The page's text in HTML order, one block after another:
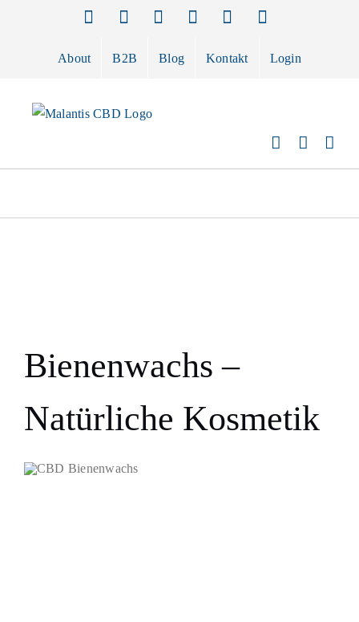
Facebook
Instagram Pinterest Telefon
About B2B Blog Kontakt Login
Bienenwachs –
Natürliche Kosmetik